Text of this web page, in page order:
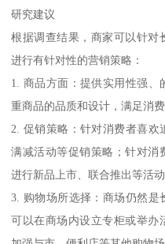
研究建议
根据调查结果，商家可以针对
进行有针对性的营销策略：
1. 商品方面：提供实用性强
重商品的品质和设计，满足消
2. 促销策略：针对消费者喜欢
满减活动等促销策略；针对消
进行新品上市、联合推出等活动
3. 购物场所选择：商场仍然是
可以在商场内设立专柜或举办